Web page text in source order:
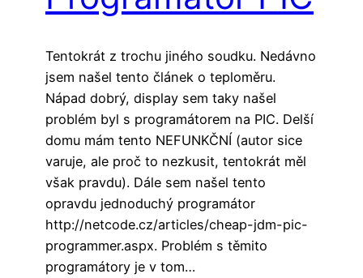
Tentokrát z trochu jiného soudku. Nedávno
jsem našel tento článek o teploměru.
Nápad dobrý, display sem taky našel
problém byl s programátorem na PIC. Delší
domu mám tento NEFUNKČNÍ (autor sice
varuje, ale proč to nezkusit, tentokrát měl
však pravdu). Dále sem našel tento
opravdu jednoduchý programátor
http://netcode.cz/articles/cheap-jdm-pic-
programmer.aspx. Problém s těmito
programátory je v tom…